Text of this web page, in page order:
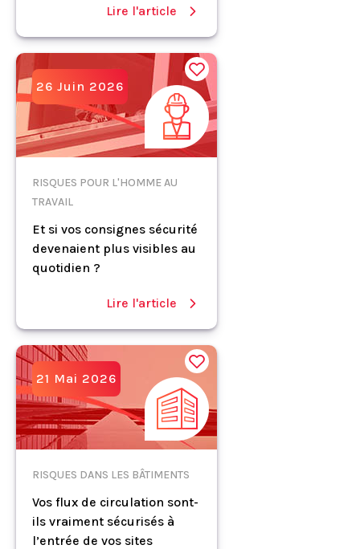
Lire l'article
26 Juin 2026
RISQUES POUR L'HOMME AU
TRAVAIL
Et si vos consignes sécurité
devenaient plus visibles au
quotidien ?
Lire l'article
21 Mai 2026
RISQUES DANS LES BÂTIMENTS
Vos flux de circulation sont-
ils vraiment sécurisés à
l’entrée de vos sites